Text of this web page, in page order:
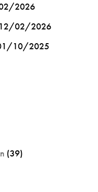
2026
12/02/2026
10/2025
(39)